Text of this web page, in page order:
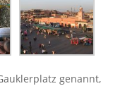
genan­nt,